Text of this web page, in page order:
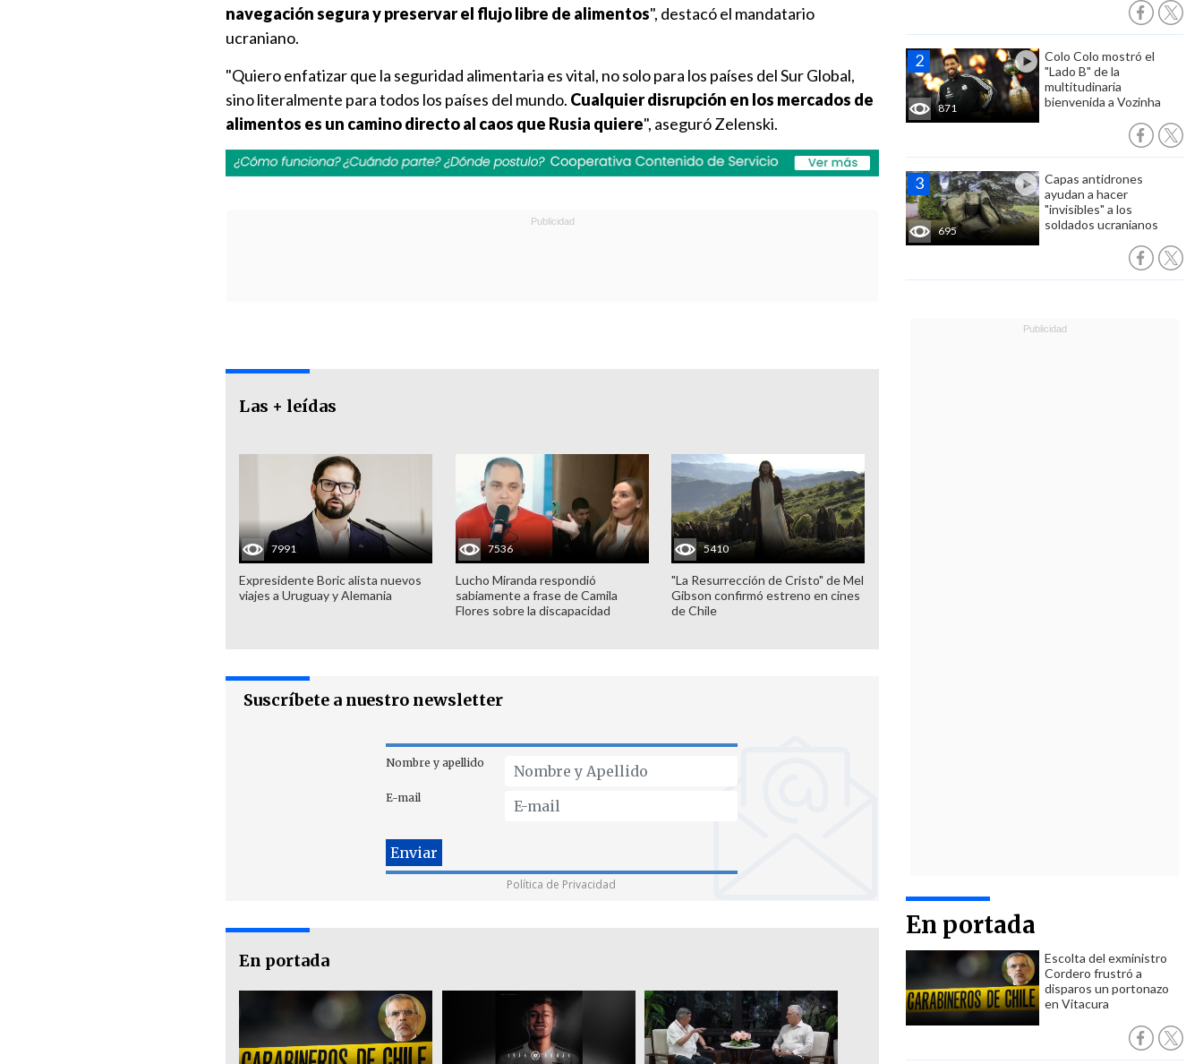
871
Colo Colo mostró el
"Lado B" de la
multitudinaria
bienvenida a Vozinha
695
Capas antidrones
ayudan a hacer
"invisibles" a los
soldados ucranianos
En portada
Escolta del exministro
Cordero frustró a
disparos un portonazo
en Vitacura
navegación segura y preservar el flujo libre de alimentos", destacó el mandatario
ucraniano.
"Quiero enfatizar que la seguridad alimentaria es vital, no solo para los países del Sur Global,
sino literalmente para todos los países del mundo. Cualquier disrupción en los mercados de
alimentos es un camino directo al caos que Rusia quiere", aseguró Zelenski.
Las + leídas
7991
Expresidente Boric alista nuevos
viajes a Uruguay y Alemania
7536
Lucho Miranda respondió
sabiamente a frase de Camila
Flores sobre la discapacidad
5410
"La Resurrección de Cristo" de Mel
Gibson confirmó estreno en cines
de Chile
Suscríbete a nuestro newsletter
Nombre y apellido
E-mail
Política de Privacidad
En portada